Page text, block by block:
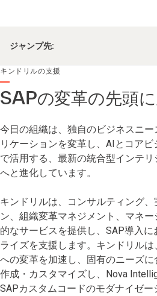
ジャンプ先:
キンドリルの支援
SAPの変革の先頭
今日の組織は、独自のビジネスニ
リケーションを変革し、AIとコア
で活用する、最新の統合型インテ
へと進化しています。
キンドリルは、コンサルティング
ン、組織変革マネジメント、マネ
的なサービスを提供し、SAP導入
ライズを支援します。キンドリルは
への変革を加速し、固有のニーズ
作成・カスタマイズし、Nova
SAPカスタムコードのモダナイゼー